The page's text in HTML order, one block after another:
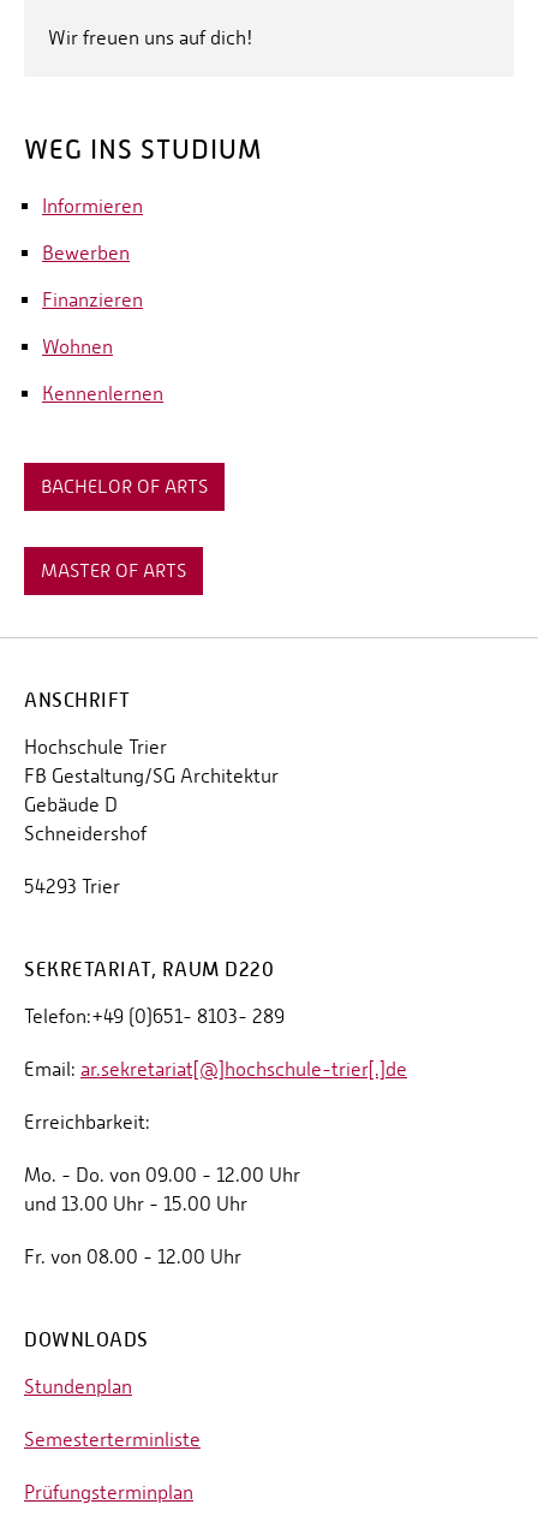
Wir freuen uns auf dich!
WEG INS STUDIUM
Informieren
Bewerben
Finanzieren
Wohnen
Kennenlernen
BACHELOR OF ARTS
MASTER OF ARTS
ANSCHRIFT
Hochschule Trier
FB Gestaltung/SG Architektur
Gebäude D
Schneidershof
54293 Trier
SEKRETARIAT, RAUM D220
Telefon:+49 (0)651- 8103- 289
Email: ar.sekretariat[@]hochschule-trier[.]de
Erreichbarkeit:
Mo. - Do. von 09.00 - 12.00 Uhr
und 13.00 Uhr - 15.00 Uhr
Fr. von 08.00 - 12.00 Uhr
DOWNLOADS
Stundenplan
Semesterterminliste
Prüfungsterminplan